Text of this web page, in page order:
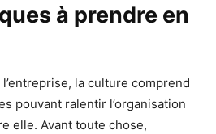
à prendre en
la culture comprend
pouvant ralentir l’organisation
elle. Avant toute chose,